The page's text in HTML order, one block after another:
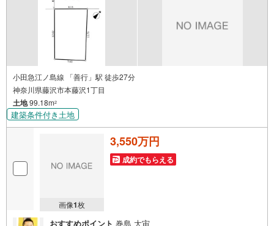
小田急江ノ島線 「善行」駅 徒歩27分
神奈川県藤沢市本藤沢1丁目
土地99.18m2
建築条件付き土地
画像1枚
3,550万円
成約でもらえる
おすすめポイント 巻島 大宙